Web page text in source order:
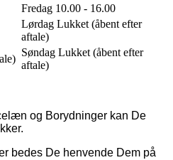
Fredag 10.00 - 16.00
Lørdag Lukket (åbent efter
aftale)
Søndag Lukket (åbent efter
aftale)
og Borydninger kan De
bedes De henvende Dem på